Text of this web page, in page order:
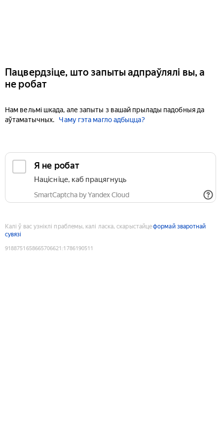
Пацвердзіце, што запыты адпраўлялі вы, а
не робат
Нам вельмі шкада, але запыты з вашай прылады падобныя да
аўтаматычных.
Чаму гэта магло адбыцца?
Я не робат
Націсніце, каб працягнуць
SmartCaptcha by Yandex Cloud
Калі ў вас узніклі праблемы, калі ласка, скарыстайцеформай зваротнай
сувязі
9188751658665706621 :1786190511